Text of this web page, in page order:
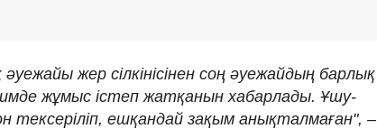
жер сілкінісінен соң әуежайдың барлық
жұмыс істеп жатқанын хабарлады. Ұшу-
тексеріліп, ешқандай зақым анықталмаған", –